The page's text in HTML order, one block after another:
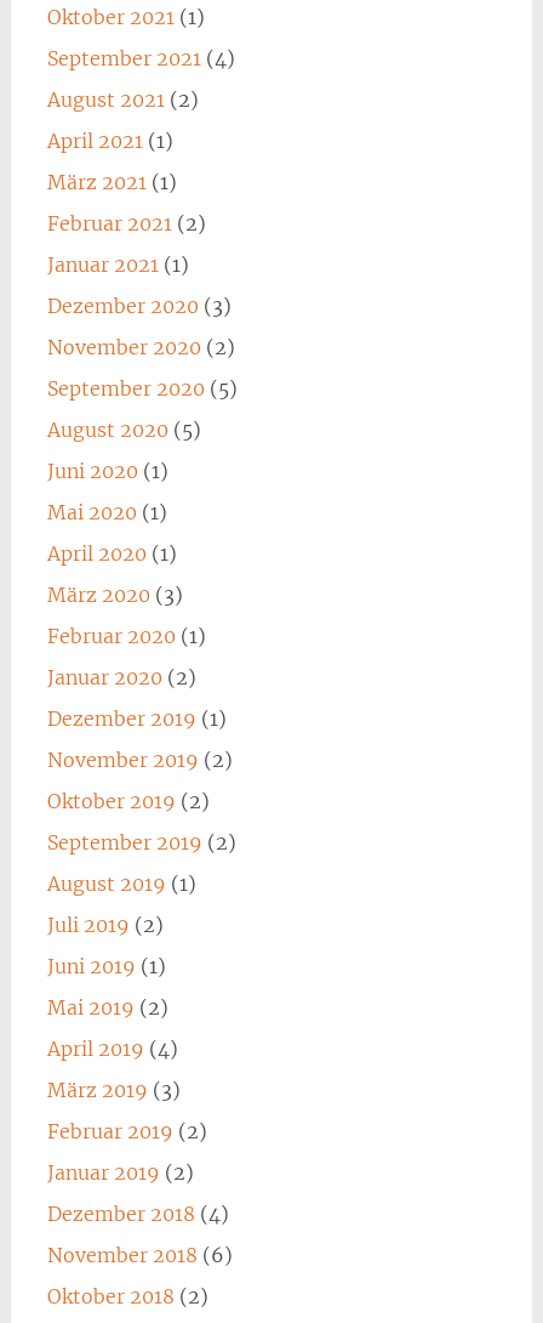
Oktober 2021 (1)
September 2021 (4)
August 2021 (2)
April 2021 (1)
März 2021 (1)
Februar 2021 (2)
Januar 2021 (1)
Dezember 2020 (3)
November 2020 (2)
September 2020 (5)
August 2020 (5)
Juni 2020 (1)
Mai 2020 (1)
April 2020 (1)
März 2020 (3)
Februar 2020 (1)
Januar 2020 (2)
Dezember 2019 (1)
November 2019 (2)
Oktober 2019 (2)
September 2019 (2)
August 2019 (1)
Juli 2019 (2)
Juni 2019 (1)
Mai 2019 (2)
April 2019 (4)
März 2019 (3)
Februar 2019 (2)
Januar 2019 (2)
Dezember 2018 (4)
November 2018 (6)
Oktober 2018 (2)